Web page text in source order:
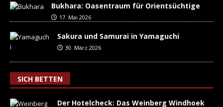
Bukhara: Oasentraum für Orientsüchtige
17. Mai 2026
Sakura und Samurai in Yamaguchi
30. März 2026
SICH BETTEN
Der Hotelcheck: Das Weinberg Windhoek